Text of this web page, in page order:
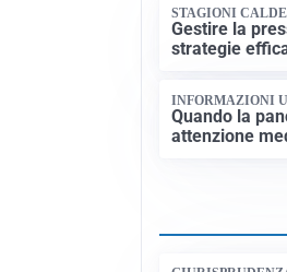
arriva Maldini
ritiro, è rottura